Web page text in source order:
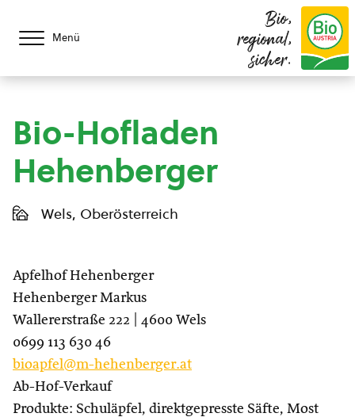
Menü
Bio,
regional,
sicher.
Bio-Hofladen
Hehenberger
Wels, Oberösterreich
Apfelhof Hehenberger
Hehenberger Markus
Wallererstraße 222 | 4600 Wels
0699 113 630 46
bioapfel@m-hehenberger.at
Ab-Hof-Verkauf
Produkte: Schuläpfel, direktgepresste Säfte, Most